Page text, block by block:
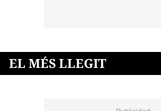
EL MÉS LLEGIT